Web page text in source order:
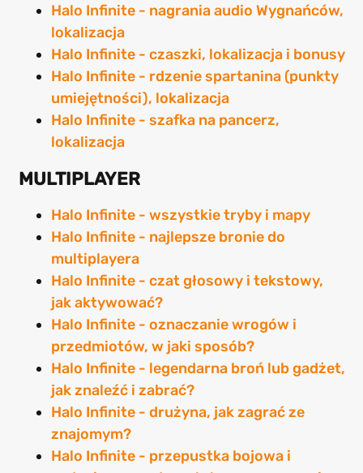
Halo Infinite - nagrania audio Wygnańców,
lokalizacja
Halo Infinite - czaszki, lokalizacja i bonusy
Halo Infinite - rdzenie spartanina (punkty
umiejętności), lokalizacja
Halo Infinite - szafka na pancerz,
lokalizacja
MULTIPLAYER
Halo Infinite - wszystkie tryby i mapy
Halo Infinite - najlepsze bronie do
multiplayera
Halo Infinite - czat głosowy i tekstowy,
jak aktywować?
Halo Infinite - oznaczanie wrogów i
przedmiotów, w jaki sposób?
Halo Infinite - legendarna broń lub gadżet,
jak znaleźć i zabrać?
Halo Infinite - drużyna, jak zagrać ze
znajomym?
Halo Infinite - przepustka bojowa i